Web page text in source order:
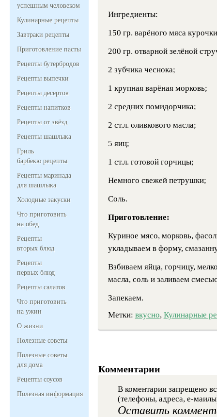
успешным человеком
Кулинарные рецепты
Завтраки рецепты
Приготовление пасты
Рецепты бутербродов
Рецепты выпечки
Рецепты десертов
Рецепты напитков
Рецепты от звёзд
Рецепты шашлыка
Гриль
барбекю рецепты
Рецепты маринада
для шашлыка
Холодные закуски
Что приготовить
на обед
Рецепты
вторых блюд
Рецепты
первых блюд
Рецепты салатов
Что приготовить
на ужин
О жизни
Полезные советы
Полезные советы
для дома
Рецепты соусов
Полезная информация
Ингредиенты:
150 гр. варёного мяса
200 гр. отварной зелёной
2 зубчика чеснока;
1 крупная варёная морковь;
2 средних помидорчика;
2 ст.л. оливкового масла;
5 яиц;
1 ст.л. готовой горчицы;
Немного свежей петрушки;
Соль.
Приготовление:
Куриное мясо, морковь,
укладываем в форму,
Взбиваем яйца, горчицу,
масла, соль и заливаем
Запекаем.
Метки: вкусно, Кулинарные
Комментарии
В коментарии запрещено
(телефоны, адреса, е-
Оставить